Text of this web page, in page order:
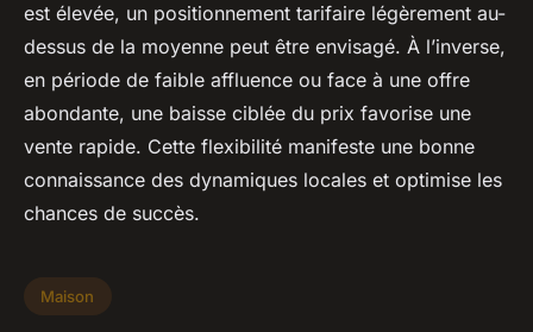
est élevée, un positionnement tarifaire légèrement au-
dessus de la moyenne peut être envisagé. À l’inverse,
en période de faible affluence ou face à une offre
abondante, une baisse ciblée du prix favorise une
vente rapide. Cette flexibilité manifeste une bonne
connaissance des dynamiques locales et optimise les
chances de succès.
Maison